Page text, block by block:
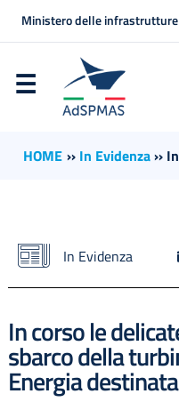
Ministero delle
HOME ›› In Evidenza››
In Evidenza
In corso le
sbarco della
Energia